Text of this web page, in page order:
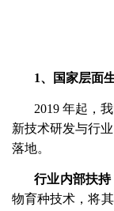
1、 国家层面
2019 年起，
新技术研发与行
落地。
行业内部扶持
物育种技术，将